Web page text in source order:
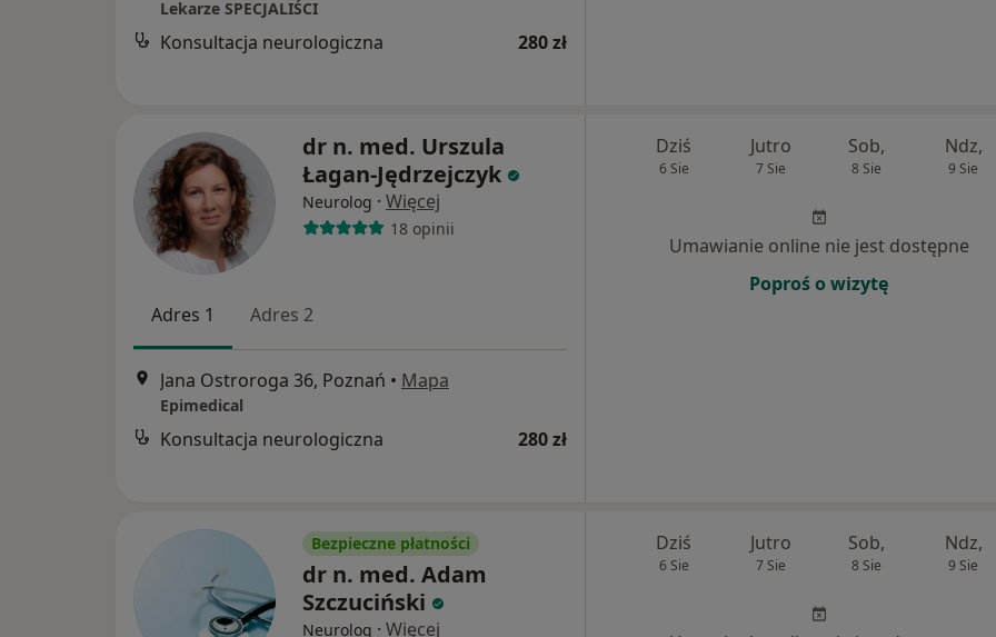
Lekarze SPECJALIŚCI
Konsultacja neurologiczna 280 zł
dr n. med. Urszula
Łagan-Jędrzejczyk
Neurolog · Więcej
18 opinii
Adres 1 Adres 2
Jana Ostroroga 36, Poznań • Mapa
Epimedical
Konsultacja neurologiczna 280 zł
Dziś
6 Sie
Jutro
7 Sie
Sob,
8 Sie
Ndz,
9 Sie
Umawianie online nie jest dostępne
Poproś o wizytę
Bezpieczne płatności
dr n. med. Adam
Szczuciński
Neurolog · Więcej
Dziś
6 Sie
Jutro
7 Sie
Sob,
8 Sie
Ndz,
9 Sie